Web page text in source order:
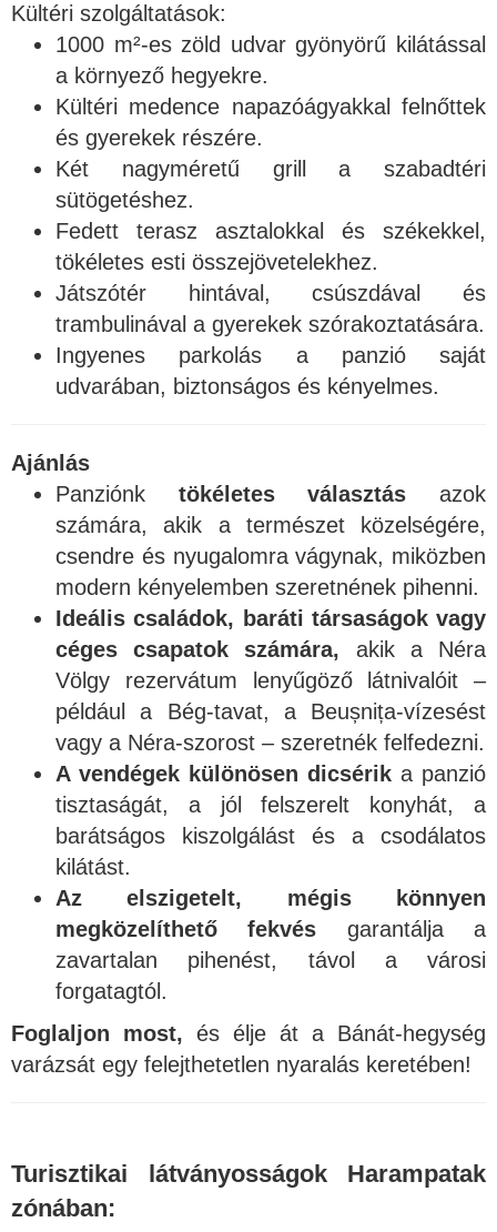
Kültéri szolgáltatások:
1000 m²-es zöld udvar gyönyörű kilátással
a környező hegyekre.
Kültéri medence napazóágyakkal felnőttek
és gyerekek részére.
Két nagyméretű grill a szabadtéri
sütögetéshez.
Fedett terasz asztalokkal és székekkel,
tökéletes esti összejövetelekhez.
Játszótér hintával, csúszdával és
trambulinával a gyerekek szórakoztatására.
Ingyenes parkolás a panzió saját
udvarában, biztonságos és kényelmes.
Ajánlás
Panziónk tökéletes választás azok
számára, akik a természet közelségére,
csendre és nyugalomra vágynak, miközben
modern kényelemben szeretnének pihenni.
Ideális családok, baráti társaságok vagy
céges csapatok számára, akik a Néra
Völgy rezervátum lenyűgöző látnivalóit –
például a Bég-tavat, a Beușnița-vízesést
vagy a Néra-szorost – szeretnék felfedezni.
A vendégek különösen dicsérik a panzió
tisztaságát, a jól felszerelt konyhát, a
barátságos kiszolgálást és a csodálatos
kilátást.
Az elszigetelt, mégis könnyen
megközelíthető fekvés garantálja a
zavartalan pihenést, távol a városi
forgatagtól.
Foglaljon most, és élje át a Bánát-hegység
varázsát egy felejthetetlen nyaralás keretében!
Turisztikai látványosságok Harampatak
zónában: